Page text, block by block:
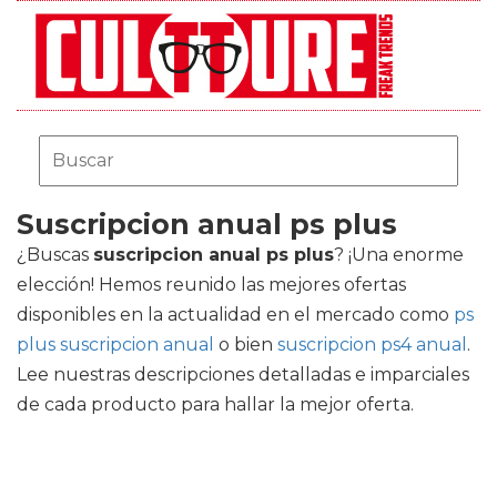
Suscripcion anual ps plus
¿Buscas suscripcion anual ps plus? ¡Una enorme
elección! Hemos reunido las mejores ofertas
disponibles en la actualidad en el mercado como ps
plus suscripcion anual o bien suscripcion ps4 anual .
Lee nuestras descripciones detalladas e imparciales
de cada producto para hallar la mejor oferta.